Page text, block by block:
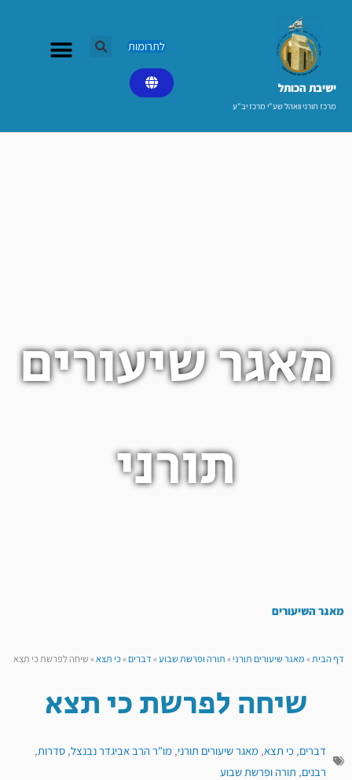
ישיבת הכותל​
מרכז תורני וואהל שע"י מרכז יב"ע
לתרומות
מאגר שיעורים
תורני
מאגר השיעורים
דף הבית»מאגר שיעורים תורני»תורה ופרשת שבוע»דברים»כי תצא»שיחה לפרשת כי תצא
שיחה לפרשת כי תצא
דברים, כי תצא, מאגר שיעורים תורני, מו"ר הרב אביגדר נבנצל, סדרות,
רבנים, תורה ופרשת שבוע